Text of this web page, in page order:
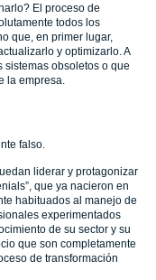
El proceso de
todos los
que, en primer lugar,
y optimizarlo. A
sistemas obsoletos o que
la empresa.
falso.
liderar y protagonizar
que ya nacieron en
habituados al manejo de
experimentados
de su sector y su
que son completamente
de transformación